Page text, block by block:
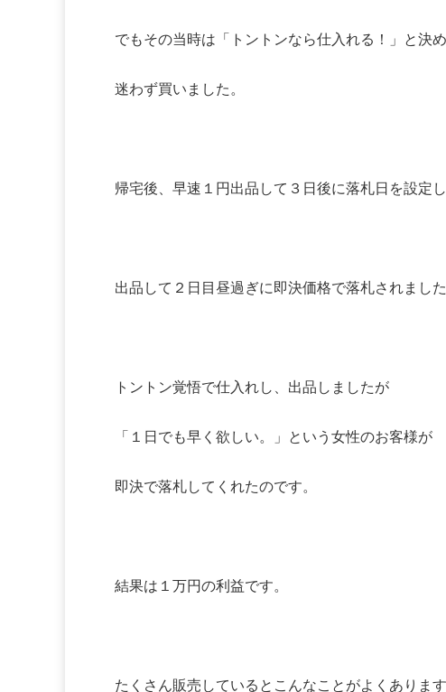
でもその当時は「トントンなら仕入れる！」と決
迷わず買いました。
帰宅後、早速１円出品して３日後に落札日を設定し
出品して２日目昼過ぎに即決価格で落札されました
トントン覚悟で仕入れし、出品しましたが
「１日でも早く欲しい。」という女性のお客様が
即決で落札してくれたのです。
結果は１万円の利益です。
たくさん販売しているとこんなことがよくあります